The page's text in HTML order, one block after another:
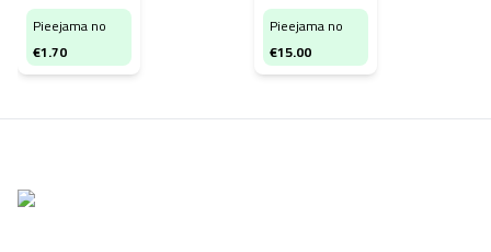
Pieejama no
€1.70
Pieejama no
€15.00